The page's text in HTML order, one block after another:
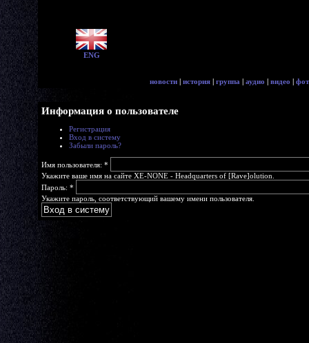
ENG
новости | история | группа | аудио | видео |
Информация о пользователе
Регистрация
Вход в систему
Забыли пароль?
Имя пользователя: *
Укажите ваше имя на сайте XE-NONE - Headquarters of [Rave]olution.
Пароль: *
Укажите пароль, соответствующий вашему имени пользователя.